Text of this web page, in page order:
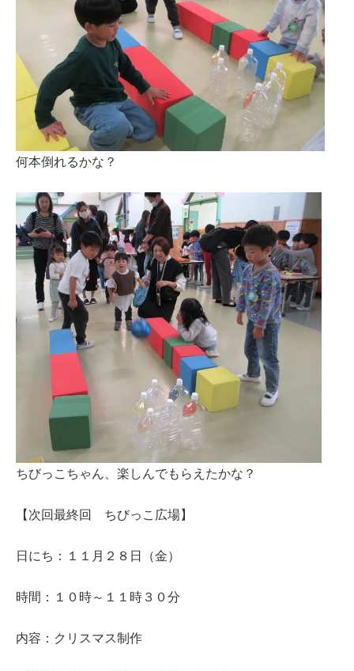
何本倒れるかな？
ちびっこちゃん、楽しんでもらえたかな？
【次回最終回 ちびっこ広場】
日にち：１１月２８日（金）
時間：１０時～１１時３０分
内容：クリスマス制作